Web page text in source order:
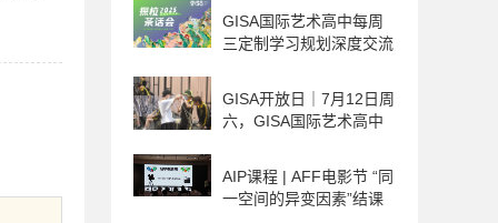
GISA国际艺术高中每周
三定制学习规划深度交流
GISA开放日｜7月12日周
六，GISA国际艺术高中
AIP课程 | AFF电影节 “同
一空间的异变因素”结课